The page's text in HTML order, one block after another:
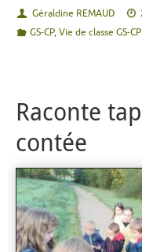
Géraldine REMAUD
GS-CP,Vie de classe GS-CP
Raconte
contée